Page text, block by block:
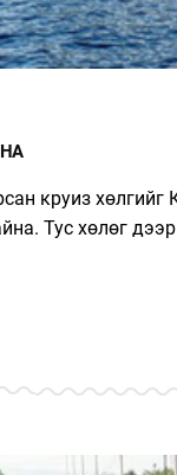
круиз
Тус хөлөг